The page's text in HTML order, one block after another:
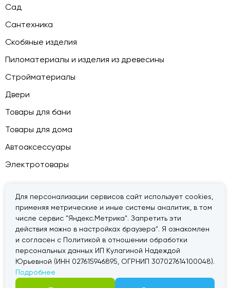
Для персонализации сервисов сайт использует cookies,
применяя метрические и иные системы аналитик, в том
числе сервис "Яндекс.Метрика". Запретить эти
действия можно в настройках браузера". Я ознакомлен
и согласен с Политикой в отношении обработки
персональных данных ИП Кулагиной Надеждой
Юрьевной (ИНН 027615946895, ОГРНИП 307027614100048).
Подробнее
Сад
Сантехника
Скобяные изделия
Пиломатериалы и изделия из древесины
Стройматериалы
Двери
Товары для бани
Товары для дома
Автоаксессуары
Электротовары
© 2026 — «Дачник».Правовая информация